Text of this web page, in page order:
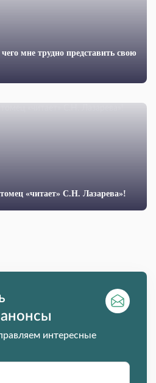
мне трудно представить свою
«читает» С.Н. Лазарева»!
интересные